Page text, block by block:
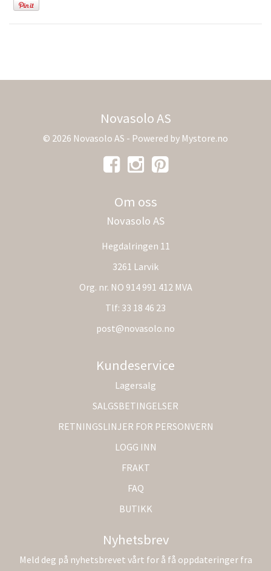
Novasolo AS
© 2026 Novasolo AS - Powered by Mystore.no
Om oss
Novasolo AS
Hegdalringen 11
3261 Larvik
Org. nr. NO 914 991 412 MVA
Tlf: 33 18 46 23
post@novasolo.no
Kundeservice
Lagersalg
SALGSBETINGELSER
RETNINGSLINJER FOR PERSONVERN
LOGG INN
FRAKT
FAQ
BUTIKK
Nyhetsbrev
Meld deg på nyhetsbrevet vårt for å få oppdateringer fra